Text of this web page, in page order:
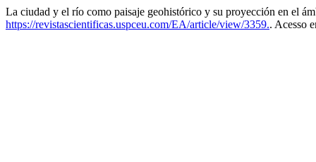
La ciudad y el río como paisaje geohistórico y su proyección en el
https://revistascientificas.uspceu.com/EA/article/view/3359.. Acesso